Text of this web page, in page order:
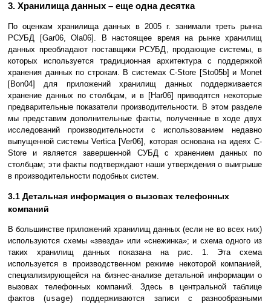
3. Хранилища данных – еще одна десятка
По оценкам хранилища данных в 2005 г. занимали треть рынка
РСУБД [Gar06, Ola06]. В настоящее время на рынке хранилищ
данных преобладают поставщики РСУБД, продающие системы, в
которых используется традиционная архитектура с поддержкой
хранения данных по строкам. В системах C-Store [Sto05b] и Monet
[Bon04] для приложений хранилищ данных поддерживается
хранение данных по столбцам, и в [Har06] приводятся некоторые
предварительные показатели производительности. В этом разделе
мы представим дополнительные факты, полученные в ходе двух
исследований производительности с использованием недавно
выпущенной системы Vertica [Ver06], которая основана на идеях C-
Store и является завершенной СУБД с хранением данных по
столбцам; эти факты подтверждают наши утверждения о выигрыше
в производительности подобных систем.
3.1 Детальная информация о вызовах телефонных
компаний
В большинстве приложений хранилищ данных (если не во всех них)
используются схемы «звезда» или «снежинка»; и схема одного из
таких хранилищ данных показана на рис. 1. Эта схема
используется в производственном режиме некоторой компанией,
специализирующейся на бизнес-анализе детальной информации о
вызовах телефонных компаний. Здесь в центральной таблице
фактов (usage) поддерживаются записи с разнообразными